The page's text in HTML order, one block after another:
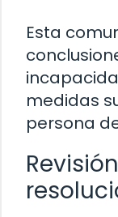
Esta
medidas
persona